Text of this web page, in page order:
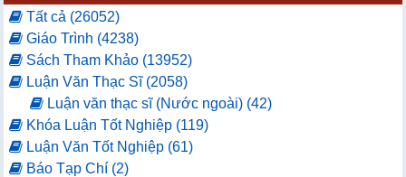
Tất cả (26052)
Giáo Trình (4238)
Sách Tham Khảo (13952)
Luận Văn Thạc Sĩ (2058)
Luận văn thạc sĩ (Nước ngoài) (42)
Khóa Luận Tốt Nghiệp (119)
Luận Văn Tốt Nghiệp (61)
Báo Tạp Chí (2)